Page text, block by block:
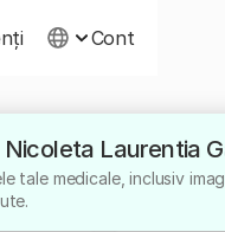
Cont
Laurentia
tale medicale, inclusiv